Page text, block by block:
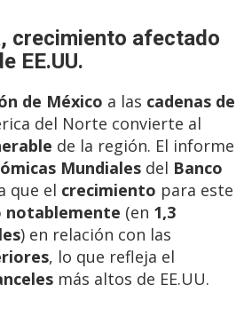
crecimiento afectado
EE.UU.
de México a las cadenas de
del Norte convierte al
de la región. El informe
Mundiales del Banco
que el crecimiento para este
notablemente (en 1,3
) en relación con las
, lo que refleja el
más altos de EE.UU.